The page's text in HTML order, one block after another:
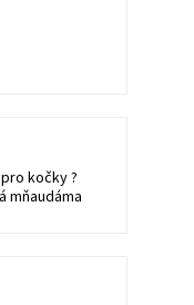
kočky ?
mňaudáma